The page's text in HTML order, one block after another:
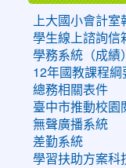
上大國小會計室
學生線上諮詢信
學務系統（成績）
12年國教課程綱
總務相關表件
臺中市推動校園
無聲廣播系統
差勤系統
學習扶助方案科